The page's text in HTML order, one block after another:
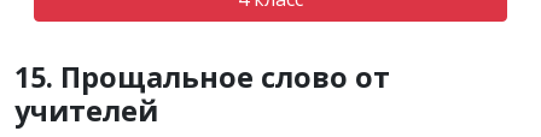
15. Прощальное слово от
учителей